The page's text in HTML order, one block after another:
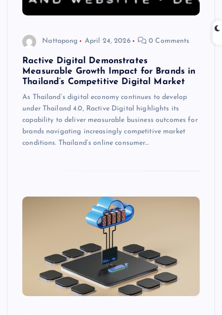
Nattapong April 24, 2026 0 Comments
Ractive Digital Demonstrates
Measurable Growth Impact for Brands in
Thailand’s Competitive Digital Market
As Thailand’s digital economy continues to develop
under Thailand 4.0, Ractive Digital highlights its
capability to deliver measurable business outcomes for
brands navigating increasingly competitive market
conditions. Thailand’s online consumer…